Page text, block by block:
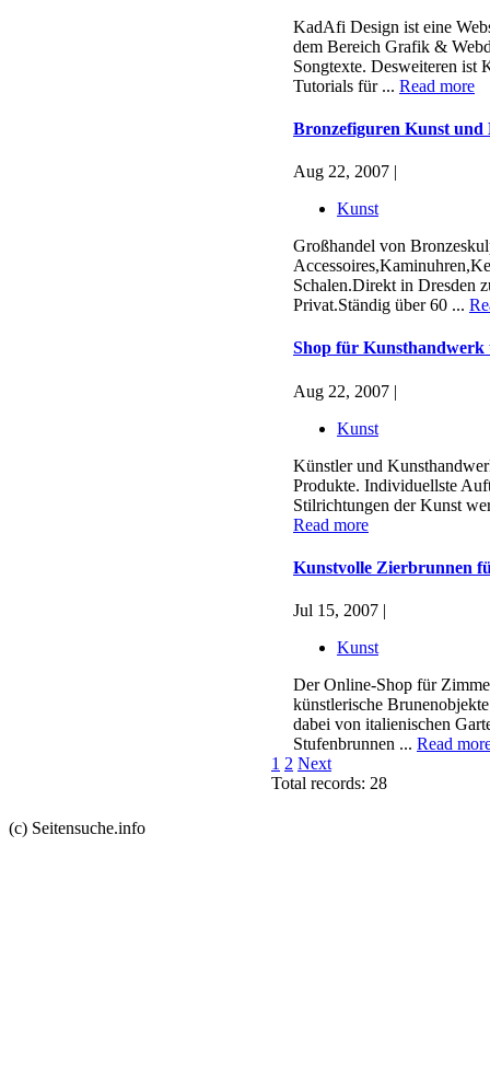
KadAfi Design ist eine
dem Bereich Grafik &
Songtexte. Desweiteren
Tutorials für ... Read more
Bronzefiguren Kunst und
Aug 22, 2007 |
Kunst
Großhandel von
Schalen.Direkt in Dresden
Privat.Ständig über 60 ...
Shop für Kunsthandwerk
Aug 22, 2007 |
Kunst
Künstler und
Produkte. Individuellste
Stilrichtungen der Kunst
Read more
Kunstvolle Zierbrunnen
Jul 15, 2007 |
Kunst
Der Online-Shop für
künstlerische
dabei von italienischen
Stufenbrunnen ... Read
1 2 Next
Total records: 28
(c) Seitensuche.info